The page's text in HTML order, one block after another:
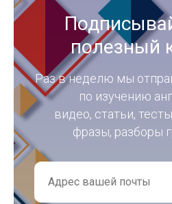
полезный
Раз в неделю мы
по изучению
видео, статьи,
фразы, разборы